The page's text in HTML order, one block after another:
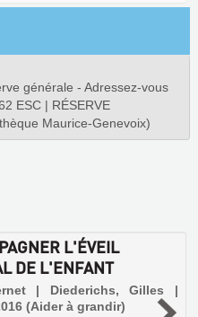
générale - Adressez-vous
ESC | RÉSERVE
Maurice-Genevoix)
L'ÉVEIL
DE L'ENFANT
| Diederichs, Gilles |
(Aider à grandir)